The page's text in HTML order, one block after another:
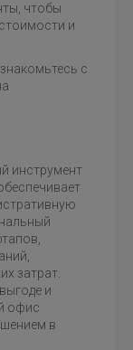
чтобы
и
с
инструмент
затрат.
и
офис
в